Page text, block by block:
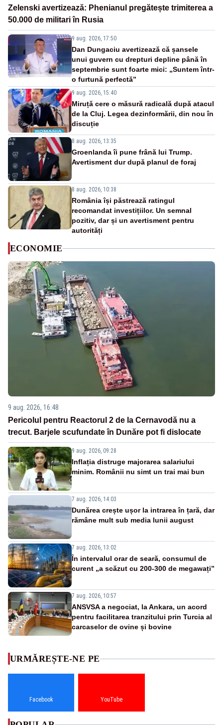
Zelenski avertizează: Phenianul pregătește trimiterea a
50.000 de militari în Rusia
9 aug. 2026, 17:50
Dan Dungaciu avertizează că șansele
unui guvern cu drepturi depline până în
septembrie sunt foarte mici: „Suntem într-
o furtună perfectă”
9 aug. 2026, 15:40
Miruță cere o măsură radicală după atacul
de la Cluj. Legea dezinformării, din nou în
discuție
8 aug. 2026, 13:35
Groenlanda îi pune frână lui Trump.
Avertisment dur după planul de foraj
8 aug. 2026, 10:38
România își păstrează ratingul
recomandat investițiilor. Un semnal
pozitiv, dar și un avertisment pentru
autorități
ECONOMIE
9 aug. 2026, 16:48
Pericolul pentru Reactorul 2 de la Cernavodă nu a
trecut. Barjele scufundate în Dunăre pot fi dislocate
9 aug. 2026, 09:28
Inflația distruge majorarea salariului
minim. Românii nu simt un trai mai bun
7 aug. 2026, 14:03
Dunărea crește ușor la intrarea în țară, dar
rămâne mult sub media lunii august
7 aug. 2026, 13:02
În intervalul orar de seară, consumul de
curent „a scăzut cu 200-300 de megawați”
7 aug. 2026, 10:57
ANSVSA a negociat, la Ankara, un acord
pentru facilitarea tranzitului prin Turcia al
carcaselor de ovine și bovine
URMĂREȘTE-NE PE
Facebook YouTube